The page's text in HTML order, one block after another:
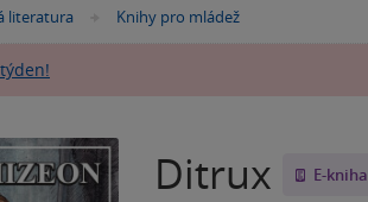
literatura »
Knihy pro mládež
Ditrux E-kniha